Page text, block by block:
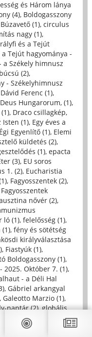
és Három lánya
(4), Boldogasszony
Búzavető (1), circulus
nagy (1),
és a Tejút
Tejút hagyománya -
a Székely himnusz
(2),
- Székelyhimnusz
Dávid Ferenc (1),
Deus Hungarorum, (1),
, Draco csillagkép,
Isten (1), Egy éves a
Egyenlítő (1), Elemi
küldetés (2),
(1), epacta
(3), EU soros
1. (2), Eucharistia
, Fagyosszentek (2),
Fagyosszentek
nővér (2),
ló (1), felelősség (1),
, fény és sötétség
királyválasztása
, Fiastyúk (1),
Boldogasszony (1),
2025. Október 7. (1),
- a Déli Hal
, Gábriel arkangyal
Galeotto Marzio (1),
naptár (2),globális
naptár (1)
időszak (1)